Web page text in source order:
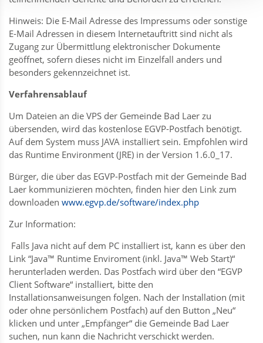
Hinweis: Die E-Mail Adresse des Impressums oder sonstige
E-Mail Adressen in diesem Internetauftritt sind nicht als
Zugang zur Übermittlung elektronischer Dokumente
geöffnet, sofern dieses nicht im Einzelfall anders und
besonders gekennzeichnet ist.
Verfahrensablauf
Um Dateien an die VPS der Gemeinde Bad Laer zu
übersenden, wird das kostenlose EGVP-Postfach benötigt.
Auf dem System muss JAVA installiert sein. Empfohlen wird
das Runtime Environment (JRE) in der Version 1.6.0_17.
Bürger, die über das EGVP-Postfach mit der Gemeinde Bad
Laer kommunizieren möchten, finden hier den Link zum
downloaden www.egvp.de/software/index.php
Zur Information:
Falls Java nicht auf dem PC installiert ist, kann es über den
Link “Java™ Runtime Enviroment (inkl. Java™ Web Start)“
herunterladen werden. Das Postfach wird über den “EGVP
Client Software“ installiert, bitte den
Installationsanweisungen folgen. Nach der Installation (mit
oder ohne persönlichem Postfach) auf den Button „Neu“
klicken und unter „Empfänger“ die Gemeinde Bad Laer
suchen, nun kann die Nachricht verschickt werden.